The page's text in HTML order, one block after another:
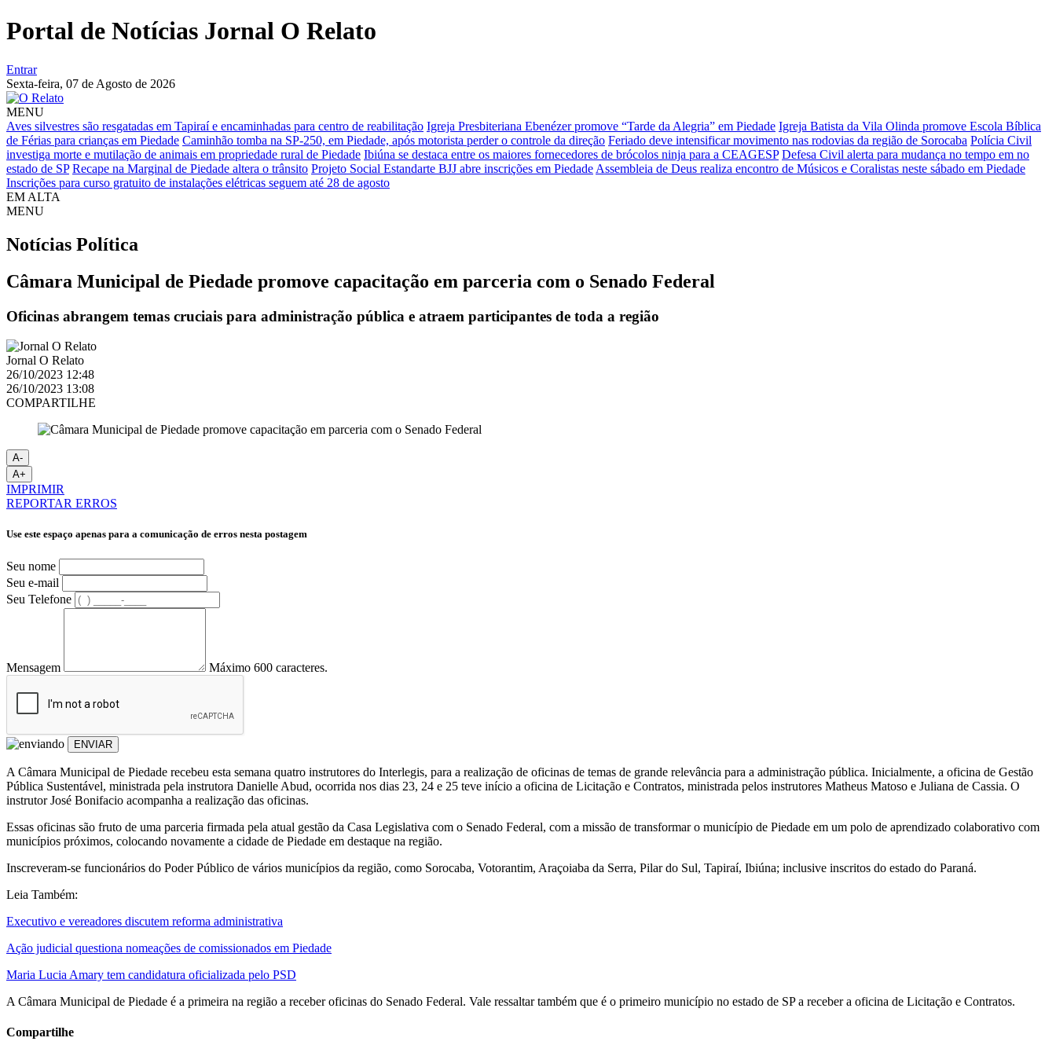
Portal de Notícias Jornal O Relato
Entrar
Sexta-feira, 07 de Agosto de 2026
MENU
Aves silvestres são resgatadas em Tapiraí e encaminhadas para centro de reabilitação Igreja Presbiteriana Ebenézer promove “Tarde da Alegria” em Piedade Igreja Batista da Vila Olinda promove Escola Bíblica
de Férias para crianças em Piedade Caminhão tomba na SP-250, em Piedade, após motorista perder o controle da direção Feriado deve intensificar movimento nas rodovias da região de Sorocaba Polícia Civil
investiga morte e mutilação de animais em propriedade rural de Piedade Ibiúna se destaca entre os maiores fornecedores de brócolos ninja para a CEAGESP Defesa Civil alerta para mudança no tempo em no
estado de SP Recape na Marginal de Piedade altera o trânsito Projeto Social Estandarte BJJ abre inscrições em Piedade Assembleia de Deus realiza encontro de Músicos e Coralistas neste sábado em Piedade
Inscrições para curso gratuito de instalações elétricas seguem até 28 de agosto
EM ALTA
MENU
Notícias Política
Câmara Municipal de Piedade promove capacitação em parceria com o Senado Federal
Oficinas abrangem temas cruciais para administração pública e atraem participantes de toda a região
Jornal O Relato
26/10/2023 12:48
26/10/2023 13:08
COMPARTILHE
A-
A+
IMPRIMIR
REPORTAR ERROS
Use este espaço apenas para a comunicação de erros nesta postagem
Seu nome
Seu e-mail
Seu Telefone
Mensagem Máximo 600 caracteres.
ENVIAR
A Câmara Municipal de Piedade recebeu esta semana quatro instrutores do Interlegis, para a realização de oficinas de temas de grande relevância para a administração pública. Inicialmente, a oficina de Gestão
Pública Sustentável, ministrada pela instrutora Danielle Abud, ocorrida nos dias 23, 24 e 25 teve início a oficina de Licitação e Contratos, ministrada pelos instrutores Matheus Matoso e Juliana de Cassia. O
instrutor José Bonifacio acompanha a realização das oficinas.
Essas oficinas são fruto de uma parceria firmada pela atual gestão da Casa Legislativa com o Senado Federal, com a missão de transformar o município de Piedade em um polo de aprendizado colaborativo com
municípios próximos, colocando novamente a cidade de Piedade em destaque na região.
Inscreveram-se funcionários do Poder Público de vários municípios da região, como Sorocaba, Votorantim, Araçoiaba da Serra, Pilar do Sul, Tapiraí, Ibiúna; inclusive inscritos do estado do Paraná.
Leia Também:
Executivo e vereadores discutem reforma administrativa
Ação judicial questiona nomeações de comissionados em Piedade
Maria Lucia Amary tem candidatura oficializada pelo PSD
A Câmara Municipal de Piedade é a primeira na região a receber oficinas do Senado Federal. Vale ressaltar também que é o primeiro município no estado de SP a receber a oficina de Licitação e Contratos.
Compartilhe